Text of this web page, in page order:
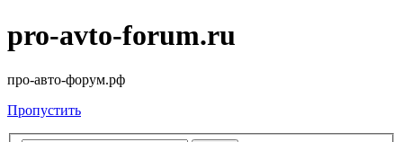
pro-avto-forum.ru
про-авто-форум.рф
Пропустить